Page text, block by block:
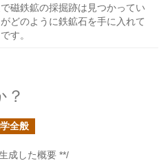
磁鉄鉱の採掘跡は見つかってい
どのように鉄鉱石を手に入れて
す。
？
全般
成した概要 **/